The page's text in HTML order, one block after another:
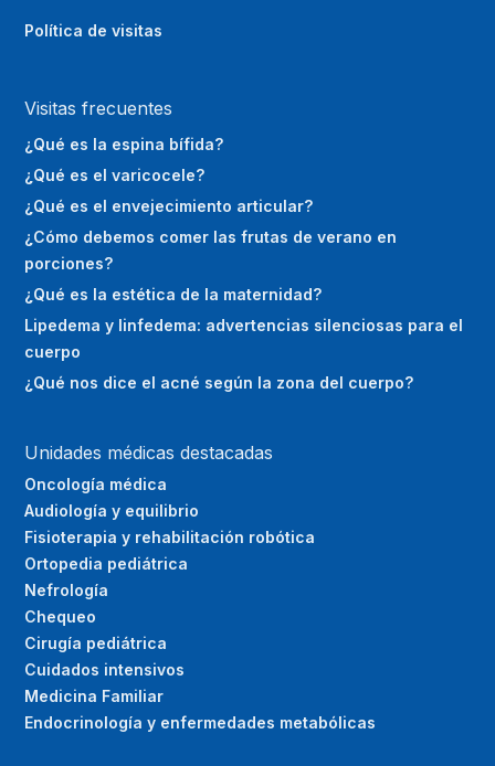
Política de visitas
Visitas frecuentes
¿Qué es la espina bífida?
¿Qué es el varicocele?
¿Qué es el envejecimiento articular?
¿Cómo debemos comer las frutas de verano en
porciones?
¿Qué es la estética de la maternidad?
Lipedema y linfedema: advertencias silenciosas para el
cuerpo
¿Qué nos dice el acné según la zona del cuerpo?
Unidades médicas destacadas
Oncología médica
Audiología y equilibrio
Fisioterapia y rehabilitación robótica
Ortopedia pediátrica
Nefrología
Chequeo
Cirugía pediátrica
Cuidados intensivos
Medicina Familiar
Endocrinología y enfermedades metabólicas